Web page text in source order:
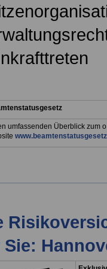
umfassenden Überblick zum